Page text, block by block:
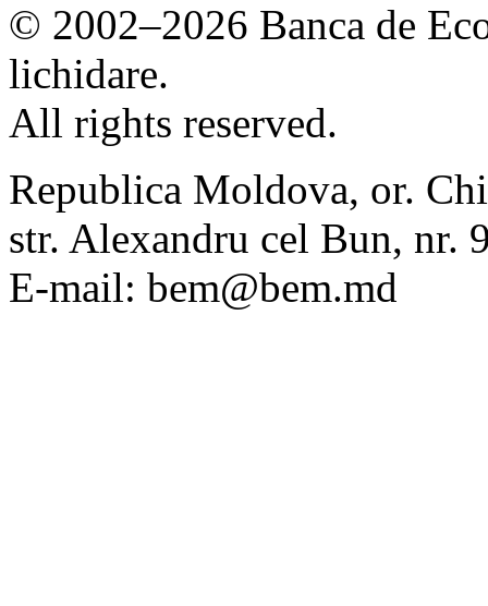
© 2002–2026 Banca de
lichidare.
All rights reserved.
Republica Moldova, or.
str. Alexandru cel Bun, nr.
E-mail: bem@bem.md